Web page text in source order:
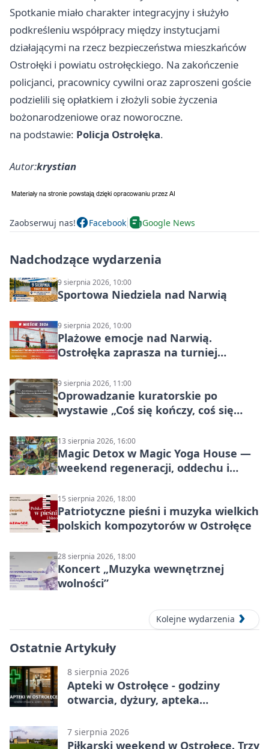
Spotkanie miało charakter integracyjny i służyło
podkreśleniu współpracy między instytucjami
działającymi na rzecz bezpieczeństwa mieszkańców
Ostrołęki i powiatu ostrołęckiego. Na zakończenie
policjanci, pracownicy cywilni oraz zaproszeni goście
podzielili się opłatkiem i złożyli sobie życzenia
bożonarodzeniowe oraz noworoczne.
na podstawie: Policja Ostrołęka.
Autor:krystian
Zaobserwuj nas! Facebook Google News
Nadchodzące wydarzenia
9 sierpnia 2026, 10:00
Sportowa Niedziela nad Narwią
9 sierpnia 2026, 10:00
Plażowe emocje nad Narwią.
Ostrołęka zaprasza na turniej
9 sierpnia 2026, 11:00
Oprowadzanie kuratorskie po
wystawie „Coś się kończy, coś się
Mazowsza do Korony”
13 sierpnia 2026, 16:00
Magic Detox w Magic Yoga House —
weekend regeneracji, oddechu i
15 sierpnia 2026, 18:00
Patriotyczne pieśni i muzyka wielkich
polskich kompozytorów w Ostrołęce
28 sierpnia 2026, 18:00
Koncert „Muzyka wewnętrznej
wolności”
Kolejne wydarzenia
Ostatnie Artykuły
8 sierpnia 2026
Apteki w Ostrołęce - godziny
otwarcia, dyżury, apteka
7 sierpnia 2026
Piłkarski weekend w Ostrołęce. Trzy